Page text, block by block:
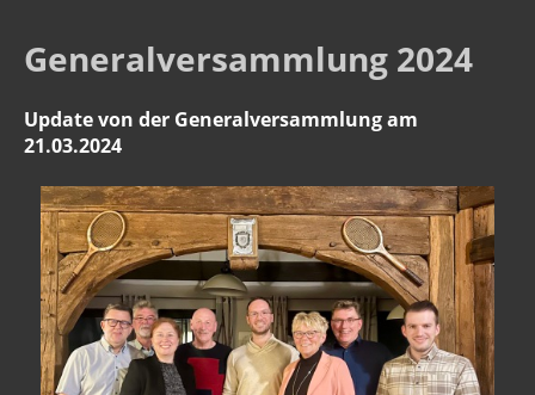
Generalversammlung 2024
Update von der Generalversammlung am
21.03.2024